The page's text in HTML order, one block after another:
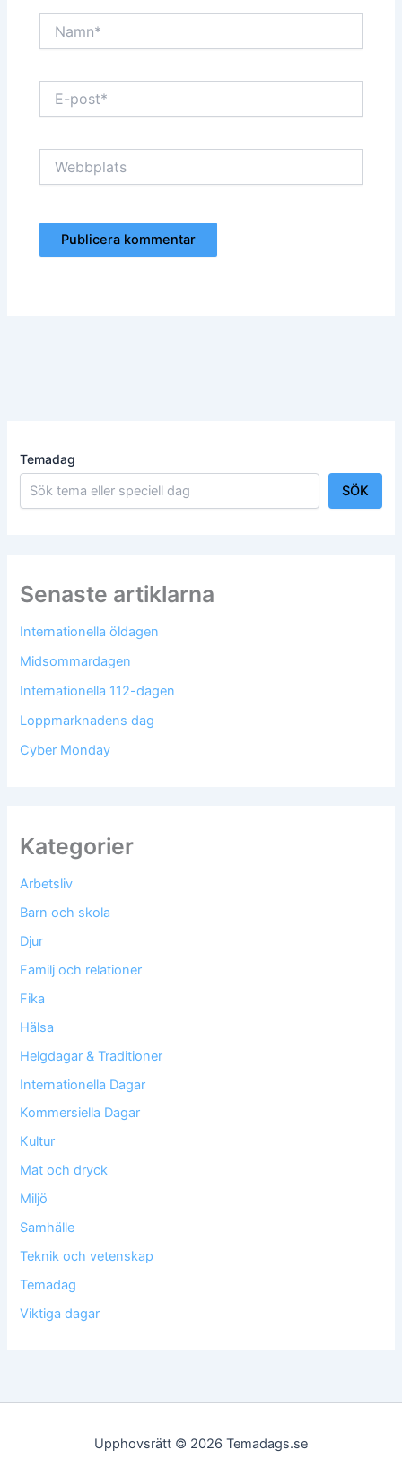
Temadag
SÖK
Senaste artiklarna
Internationella öldagen
Midsommardagen
Internationella 112-dagen
Loppmarknadens dag
Cyber Monday
Kategorier
Arbetsliv
Barn och skola
Djur
Familj och relationer
Fika
Hälsa
Helgdagar & Traditioner
Internationella Dagar
Kommersiella Dagar
Kultur
Mat och dryck
Miljö
Samhälle
Teknik och vetenskap
Temadag
Viktiga dagar
post*
Upphovsrätt © 2026 Temadags.se